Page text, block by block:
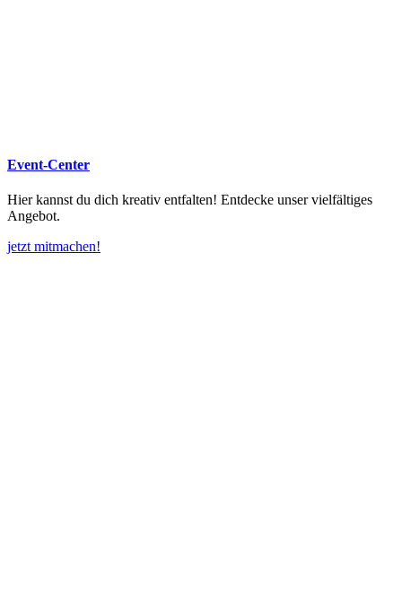
Event-Center
Hier kannst du dich kreativ entfalten! Entdecke unser vielfältiges
Angebot.
jetzt mitmachen!